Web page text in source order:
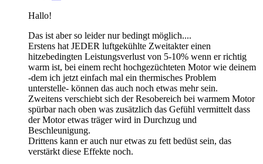
Hallo!
Das ist aber so leider nur bedingt möglich....
Erstens hat JEDER luftgekühlte Zweitakter einen
hitzebedingten Leistungsverlust von 5-10% wenn er richtig
warm ist, bei einem recht hochgezüchteten Motor wie deinem
-dem ich jetzt einfach mal ein thermisches Problem
unterstelle- können das auch noch etwas mehr sein.
Zweitens verschiebt sich der Resobereich bei warmem Motor
spürbar nach oben was zusätzlich das Gefühl vermittelt dass
der Motor etwas träger wird in Durchzug und
Beschleunigung.
Drittens kann er auch nur etwas zu fett bedüst sein, das
verstärkt diese Effekte noch.